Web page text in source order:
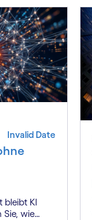
Invalid Date
bleibt KI
Sie, wie